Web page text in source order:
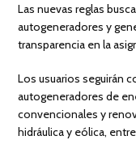
Las nuevas reglas
autogeneradores y
transparencia en la
Los usuarios seguirán
autogeneradores de
convencionales y
hidráulica y eólica,